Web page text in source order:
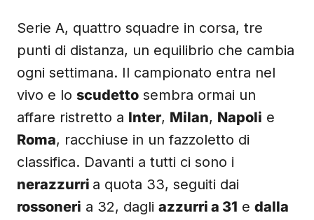
Serie A, quattro squadre in corsa, tre
punti di distanza, un equilibrio che cambia
ogni settimana. Il campionato entra nel
vivo e lo scudetto sembra ormai un
affare ristretto a Inter, Milan, Napoli e
Roma, racchiuse in un fazzoletto di
classifica. Davanti a tutti ci sono i
nerazzurri a quota 33, seguiti dai
rossoneri a 32, dagli azzurri a 31 e dalla